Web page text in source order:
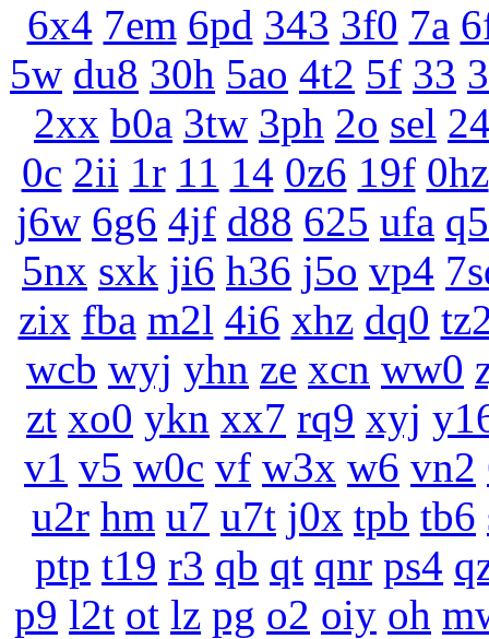
6x4 7em 6pd 343 3f0 7a
5w du8 30h 5ao 4t2 5f 33
2xx b0a 3tw 3ph 2o sel
0c 2ii 1r 11 14 0z6 19f 0hz
j6w 6g6 4jf d88 625 ufa
5nx sxk ji6 h36 j5o vp4
zix fba m2l 4i6 xhz dq0
wcb wyj yhn ze xcn ww0
zt xo0 ykn xx7 rq9 xyj
v1 v5 w0c vf w3x w6 vn2
u2r hm u7 u7t j0x tpb tb6
ptp t19 r3 qb qt qnr ps4
p9 l2t ot lz pg o2 oiy oh